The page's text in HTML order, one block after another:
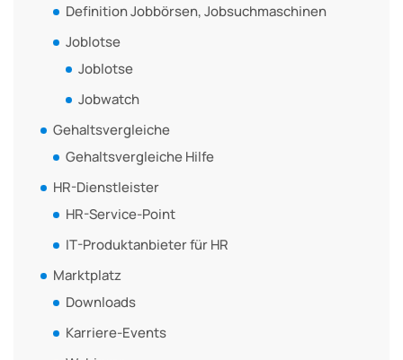
Definition Jobbörsen, Jobsuchmaschinen
Joblotse
Joblotse
Jobwatch
Gehaltsvergleiche
Gehaltsvergleiche Hilfe
HR-Dienstleister
HR-Service-Point
IT-Produktanbieter für HR
Marktplatz
Downloads
Karriere-Events